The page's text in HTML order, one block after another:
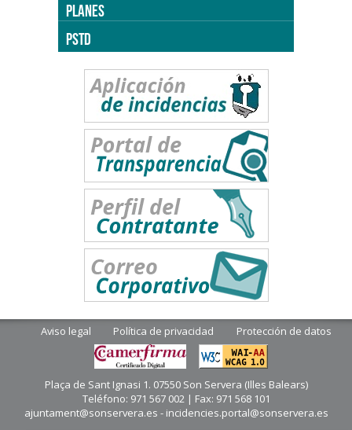
PLANES
PSTD
Aviso legal Política de privacidad Protección de datos
Plaça de Sant Ignasi 1. 07550 Son Servera (Illes Balears)
Teléfono: 971 567 002 | Fax: 971 568 101
ajuntament@sonservera.es - incidencies.portal@sonservera.es